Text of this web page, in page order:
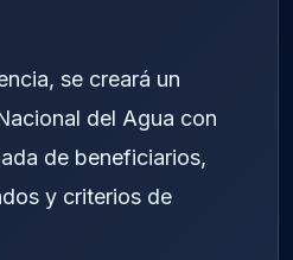
se creará un
del Agua con
de beneficiarios,
y criterios de